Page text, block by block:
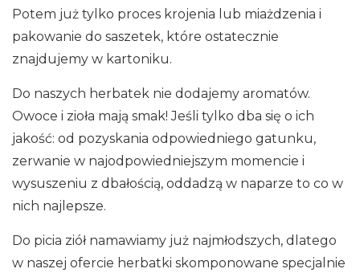
Potem już tylko proces krojenia lub miażdzenia i
pakowanie do saszetek, które ostatecznie
znajdujemy w kartoniku.
Do naszych herbatek nie dodajemy aromatów.
Owoce i zioła mają smak! Jeśli tylko dba się o ich
jakość: od pozyskania odpowiedniego gatunku,
zerwanie w najodpowiedniejszym momencie i
wysuszeniu z dbałością, oddadzą w naparze to co w
nich najlepsze.
Do picia ziół namawiamy już najmłodszych, dlatego
w naszej ofercie herbatki skomponowane specjalnie